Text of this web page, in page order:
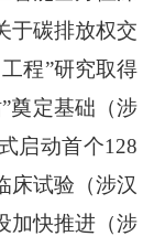
于碳排放权交
程”研究取得
奠定基础（涉
启动首个128
床试验（涉汉
加快推进（涉